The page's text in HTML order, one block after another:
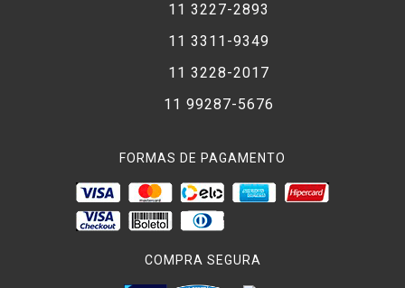
11 3227-2893
11 3311-9349
11 3228-2017
11 99287-5676
FORMAS DE PAGAMENTO
COMPRA SEGURA